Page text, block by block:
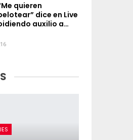
quieren
dice en Live
auxilio a…